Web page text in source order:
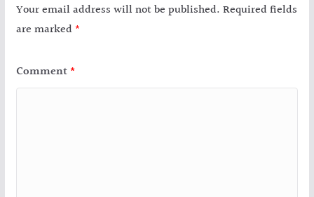
Your email address will not be published. Required fields
are marked *
Comment *